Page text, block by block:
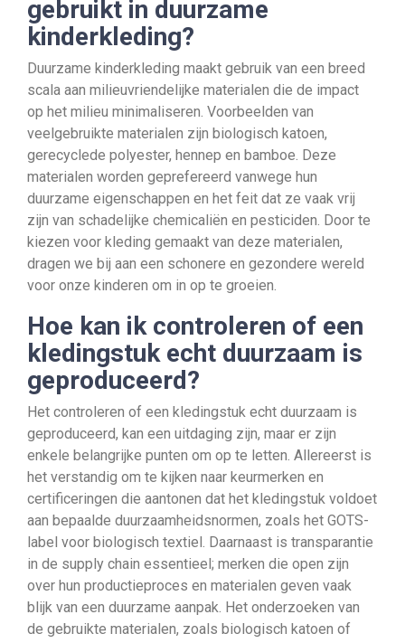
gebruikt in duurzame
kinderkleding?
Duurzame kinderkleding maakt gebruik van een breed
scala aan milieuvriendelijke materialen die de impact
op het milieu minimaliseren. Voorbeelden van
veelgebruikte materialen zijn biologisch katoen,
gerecyclede polyester, hennep en bamboe. Deze
materialen worden geprefereerd vanwege hun
duurzame eigenschappen en het feit dat ze vaak vrij
zijn van schadelijke chemicaliën en pesticiden. Door te
kiezen voor kleding gemaakt van deze materialen,
dragen we bij aan een schonere en gezondere wereld
voor onze kinderen om in op te groeien.
Hoe kan ik controleren of een
kledingstuk echt duurzaam is
geproduceerd?
Het controleren of een kledingstuk echt duurzaam is
geproduceerd, kan een uitdaging zijn, maar er zijn
enkele belangrijke punten om op te letten. Allereerst is
het verstandig om te kijken naar keurmerken en
certificeringen die aantonen dat het kledingstuk voldoet
aan bepaalde duurzaamheidsnormen, zoals het GOTS-
label voor biologisch textiel. Daarnaast is transparantie
in de supply chain essentieel; merken die open zijn
over hun productieproces en materialen geven vaak
blijk van een duurzame aanpak. Het onderzoeken van
de gebruikte materialen, zoals biologisch katoen of